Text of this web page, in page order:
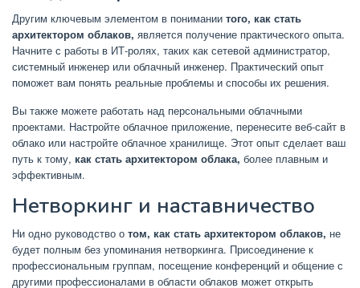
Другим ключевым элементом в понимании того, как стать
архитектором облаков, является получение практического опыта.
Начните с работы в ИТ-ролях, таких как сетевой администратор,
системный инженер или облачный инженер. Практический опыт
поможет вам понять реальные проблемы и способы их решения.
Вы также можете работать над персональными облачными
проектами. Настройте облачное приложение, перенесите веб-сайт в
облако или настройте облачное хранилище. Этот опыт сделает ваш
путь к тому, как стать архитектором облака, более плавным и
эффективным.
Нетворкинг и наставничество
Ни одно руководство о том, как стать архитектором облаков, не
будет полным без упоминания нетворкинга. Присоединение к
профессиональным группам, посещение конференций и общение с
другими профессионалами в области облаков может открыть